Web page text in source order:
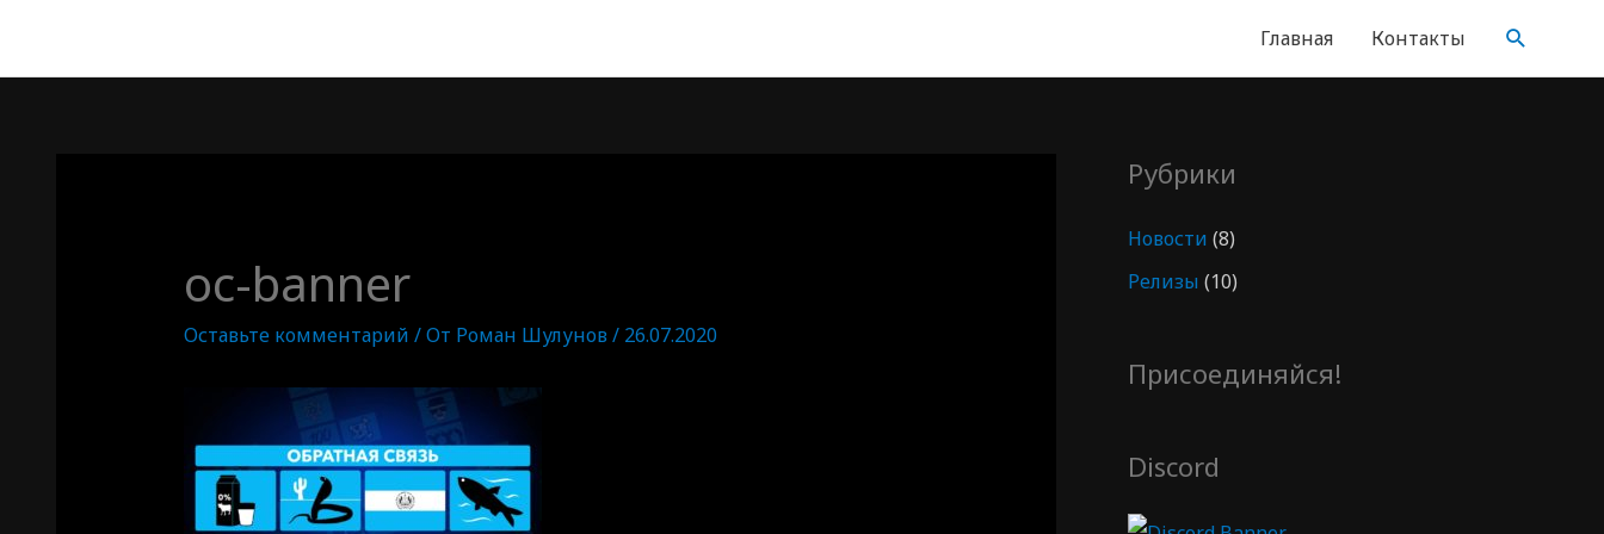
Главная Контакты
oc-banner
Оставьте комментарий / От Роман Шулунов / 26.07.2020
Рубрики
Новости (8)
Релизы (10)
Присоединяйся!
Discord